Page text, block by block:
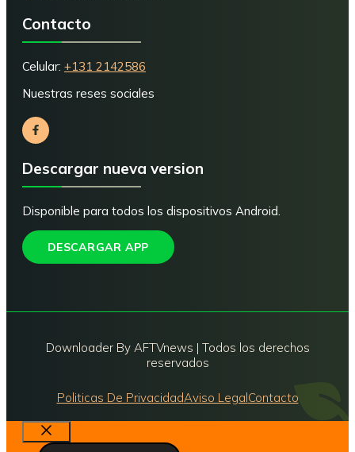
Contacto
Celular: +131 2142586
Nuestras reses sociales
Descargar nueva version
Disponible para todos los dispositivos Android.
DESCARGAR APP
Downloader By AFTVnews | Todos los derechos
reservados
Politicas De PrivacidadAviso LegalContacto
Cerrar